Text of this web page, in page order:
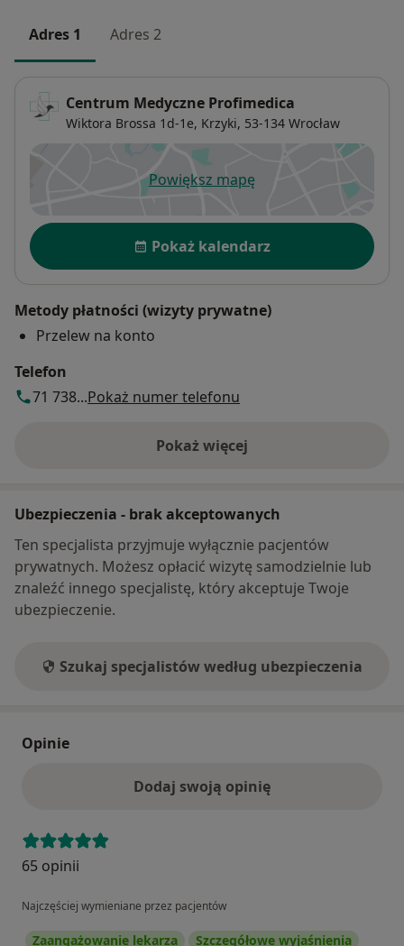
Adres 1 Adres 2
Centrum Medyczne Profimedica
Wiktora Brossa 1d-1e, Krzyki, 53-134 Wrocław
Powiększ mapęotwiera się w nowej karcie
Dostępność
Pokaż kalendarz
Metody płatności (wizyty prywatne)
Przelew na konto
Telefon
71 738...Pokaż numer telefonu
Pokaż więcej
o adresie
Ubezpieczenia - brak akceptowanych
Ten specjalista przyjmuje wyłącznie pacjentów
prywatnych. Możesz opłacić wizytę samodzielnie lub
znaleźć innego specjalistę, który akceptuje Twoje
ubezpieczenie.
Szukaj specjalistów według ubezpieczenia
Opinie
Dodaj swoją opinię
65 opinii
Najczęściej wymieniane przez pacjentów
Zaangażowanie lekarza Szczegółowe wyjaśnienia